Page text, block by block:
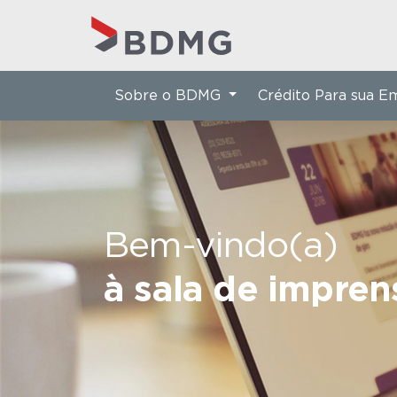
Bem-vindo(a)
à sala de
Sobre o BDMG Crédito Para sua